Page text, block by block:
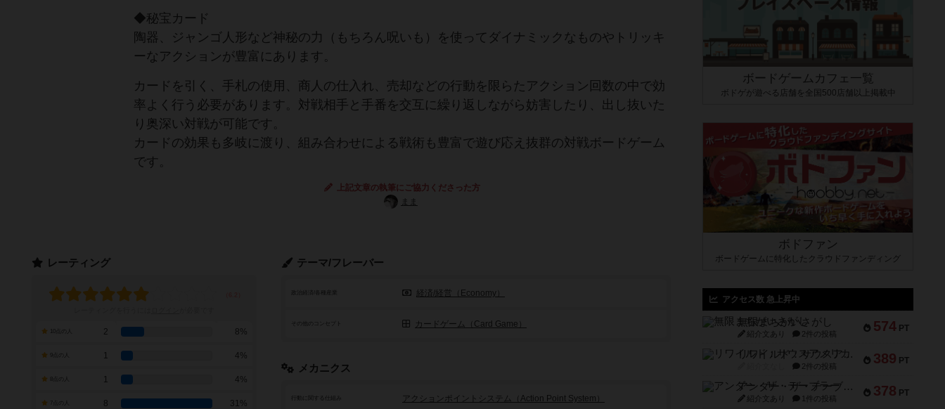
◆秘宝カード
陶器、ジャンゴ人形など神秘の力（もちろん呪いも）を使ってダイナミックなものやトリッキ
ーなアクションが豊富にあります。
カードを引く、手札の使用、商人の仕入れ、売却などの行動を限らたアクション回数の中で効
率よく行う必要があります。対戦相手と手番を交互に繰り返しながら妨害したり、出し抜いた
り奥深い対戦が可能です。
カードの効果も多岐に渡り、組み合わせによる戦術も豊富で遊び応え抜群の対戦ボードゲーム
です。
上記文章の執筆にご協力くださった方
まま
テーマ/フレーバー
政治経済/各種産業 経済/経営（Economy）
その他のコンセプト カードゲーム（Card Game）
メカニクス
行動に関する仕組み アクションポイントシステム（Action Point System）
レーティング
2 8%
1 4%
1 4%
7点の人 8 31%
ボードゲームカフェ一覧
ボドゲが遊べる店舗を全国500店舗以上掲載中
ボドファン
ボードゲームに特化したクラウドファンディング
アクセス数 急上昇中
574 PT
無限まちがいさがし
紹介文あり 2件の投稿
389 PT
リワイルド：サウスアメリカ
2件の投稿
378 PT
アンダー・ザ・テーブラー
紹介文あり 1件の投稿